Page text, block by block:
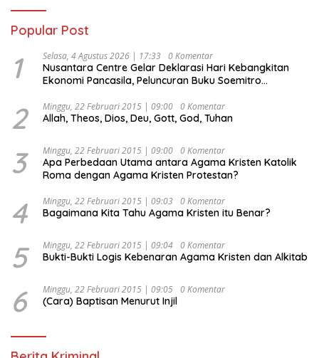
Popular Post
1 Selasa, 4 Agustus 2026 | 17:33 0 Komentar
Nusantara Centre Gelar Deklarasi Hari Kebangkitan
Ekonomi Pancasila, Peluncuran Buku Soemitro
Ekonomi Politik Indonesia) & Simposium Nasional
“Urgensi Undang-Undang Perekonomian Nasional dan
Indonesia Emas 2045”,
2 Minggu, 22 Februari 2015 | 09:00 0 Komentar
Allah, Theos, Dios, Deu, Gott, God, Tuhan
3 Minggu, 22 Februari 2015 | 09:00 0 Komentar
Apa Perbedaan Utama antara Agama Kristen Katolik
Roma dengan Agama Kristen Protestan?
4 Minggu, 22 Februari 2015 | 09:03 0 Komentar
Bagaimana Kita Tahu Agama Kristen itu Benar?
5 Minggu, 22 Februari 2015 | 09:04 0 Komentar
Bukti-Bukti Logis Kebenaran Agama Kristen dan Alkitab
6 Minggu, 22 Februari 2015 | 09:05 0 Komentar
(Cara) Baptisan Menurut Injil